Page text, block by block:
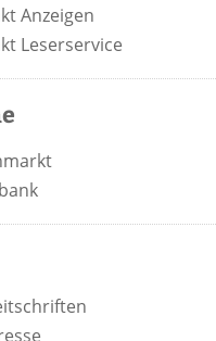
Anzeigen
Leserservice